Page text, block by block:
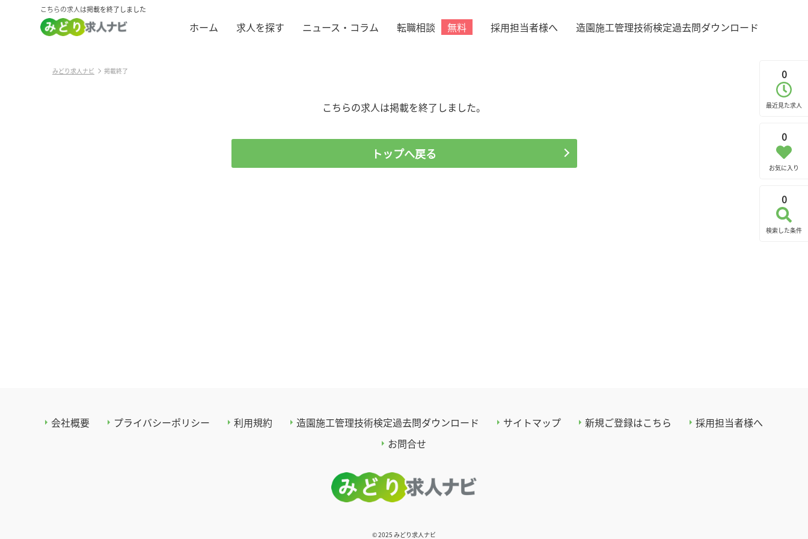
こちらの求人は掲載を終了しました
0
最近見た求人
0
お気に入り
0
検索した条件
ホーム 求人を探す ニュース・コラム 転職相談 無料 採用担当者様へ 造園施工管理技術検定過去問ダウンロード
みどり求人ナビ 掲載終了
こちらの求人は掲載を終了しました。
トップへ戻る
会社概要 プライバシーポリシー 利用規約 造園施工管理技術検定過去問ダウンロード サイトマップ 新規ご登録はこちら
採用担当者様へ
お問合せ
© 2025 みどり求人ナビ